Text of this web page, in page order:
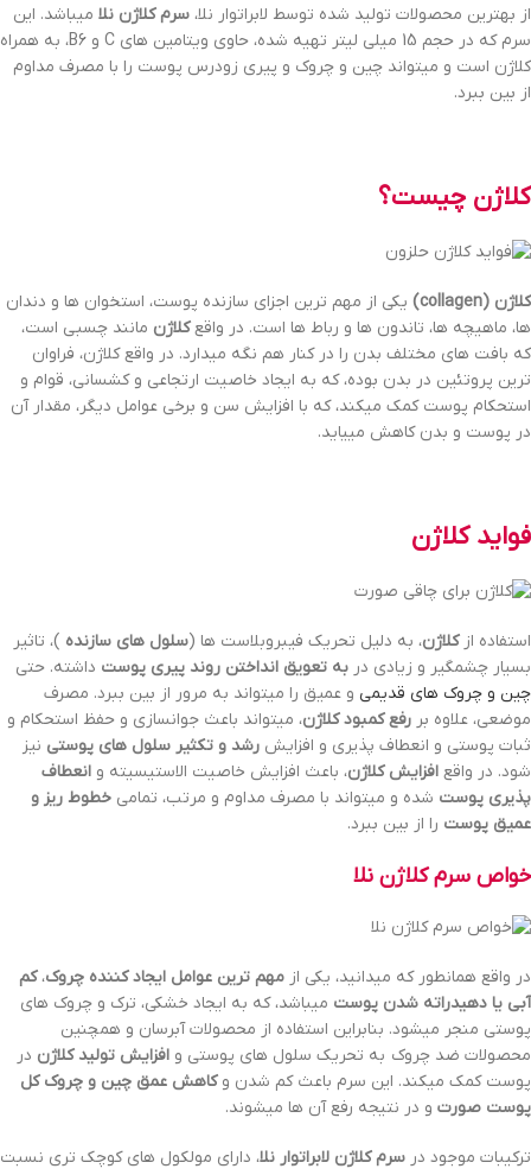
از بهترین محصولات تولید شده توسط لابراتوار نلا، سرم کلاژن نلا میباشد. این
سرم که در حجم 15 میلی لیتر تهیه شده، حاوی ویتامین های C و B6، به همراه
کلاژن است و میتواند چین و چروک و پیری زودرس پوست را با مصرف مداوم
از بین ببرد.
کلاژن چیست؟
کلاژن (collagen)
یکی از مهم ترین اجزای سازنده پوست، استخوان ها و دندان
ها، ماهیچه ها، تاندون ها و رباط ها است. در واقعکلاژن مانند چسبی است،
که بافت های مختلف بدن را در کنار هم نگه میدارد. در واقع کلاژن، فراوان
ترین پروتئین در بدن بوده، که به ایجاد خاصیت ارتجاعی و کشسانی، قوام و
استحکام پوست کمک میکند، که با افزایش سن و برخی عوامل دیگر، مقدار آن
در پوست و بدن کاهش مییاید.
فواید کلاژن
استفاده ازکلاژن، به دلیل تحریک فیبروبلاست ها (سلول های سازنده )، تاثیر
بسیار چشمگیر و زیادی در به تعویق انداختن روند پیری پوست داشته. حتی
چین و چروک های قدیمی و عمیق را میتواند به مرور از بین ببرد. مصرف
موضعی، علاوه بر رفع کمبود کلاژن، میتواند باعث جوانسازی و حفظ استحکام و
ثبات پوستی و انعطاف پذیری و افزایش رشد و تکثیر سلول های پوستی نیز
شود. در واقع افزایش کلاژن، باعث افزایش خاصیت الاستیسیته و انعطاف
پذیری پوست شده و میتواند با مصرف مداوم و مرتب، تمامی خطوط ریز و
عمیق پوست را از بین ببرد.
خواص سرم کلاژن نلا
در واقع همانطور که میدانید، یکی از مهم ترین عوامل ایجاد کننده چروک،کم
آبی یا دهیدراته شدن پوست میباشد، که به ایجاد خشکی، ترک و چروک های
پوستی منجر میشود. بنابراین استفاده از محصولات آبرسان و همچنین
محصولات ضد چروک به تحریک سلول های پوستی و افزایش تولید کلاژن در
پوست کمک میکند. این سرم باعث کم شدن وکاهش عمق چین و چروک کل
پوست صورت و در نتیجه رفع آن ها میشوند.
ترکیبات موجود در سرم کلاژن لابراتوار نلا، دارای مولکول های کوچک تری نسبت